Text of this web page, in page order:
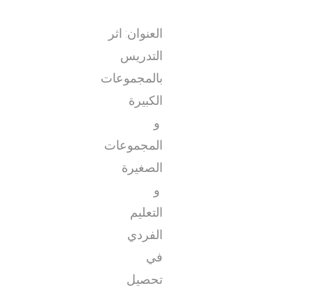
العنوان: اثر
التدريس
بالمجموعات
الكبيرة
و
المجموعات
الصغيرة
و
التعليم
الفردي
في
تحصيل